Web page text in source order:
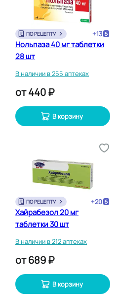
ПО РЕЦЕПТУ +13
Нольпаза 40 мг таблетки
28 шт
В наличии в 255 аптеках
от440 ₽
В корзину
ПО РЕЦЕПТУ +20
Хайрабезол 20 мг
таблетки 30 шт
В наличии в 212 аптеках
от689 ₽
В корзину